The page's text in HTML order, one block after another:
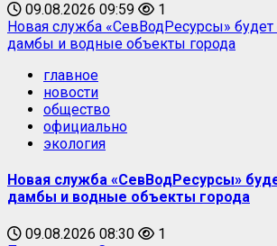
09.08.2026 09:59
1
Новая служба «СевВодРесурсы» будет
дамбы и водные объекты города
главное
новости
общество
официально
экология
Новая служба «СевВодРесурсы»
дамбы и водные объекты города
09.08.2026 08:30
1